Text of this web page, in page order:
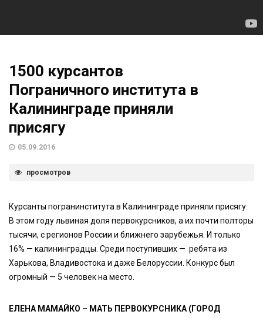
1500 курсантов
Пограничного института в
Калининграде приняли
присягу
05.09.2016
просмотров
Курсанты погранинститута в Калининграде приняли присягу.
В этом году львиная доля первокурсников, а их почти полторы
тысячи, с регионов России и ближнего зарубежья. И только
16% — калининградцы. Среди поступивших — ребята из
Харькова, Владивостока и даже Белоруссии. Конкурс был
огромный — 5 человек на место.
ЕЛЕНА МАМАЙКО – МАТЬ ПЕРВОКУРСНИКА (ГОРОД